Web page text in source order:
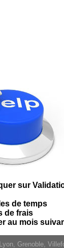
sur
de temps
de frais
au mois
Grenoble,